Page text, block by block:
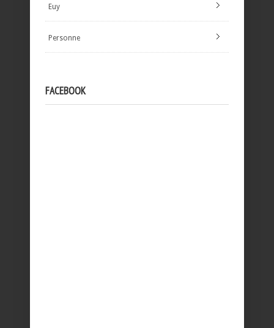
Euy
Personne
FACEBOOK